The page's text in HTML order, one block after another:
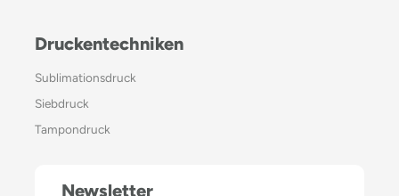
Druckentechniken
Sublimationsdruck
Siebdruck
Tampondruck
Newsletter